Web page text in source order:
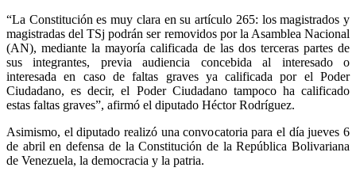
“La Constitución es muy clara en su artículo 265: los magistrados y
magistradas del TSj podrán ser removidos por la Asamblea Nacional
(AN), mediante la mayoría calificada de las dos terceras partes de
sus integrantes, previa audiencia concebida al interesado o
interesada en caso de faltas graves ya calificada por el Poder
Ciudadano, es decir, el Poder Ciudadano tampoco ha calificado
estas faltas graves”, afirmó el diputado Héctor Rodríguez.
Asimismo, el diputado realizó una convocatoria para el día jueves 6
de abril en defensa de la Constitución de la República Bolivariana
de Venezuela, la democracia y la patria.